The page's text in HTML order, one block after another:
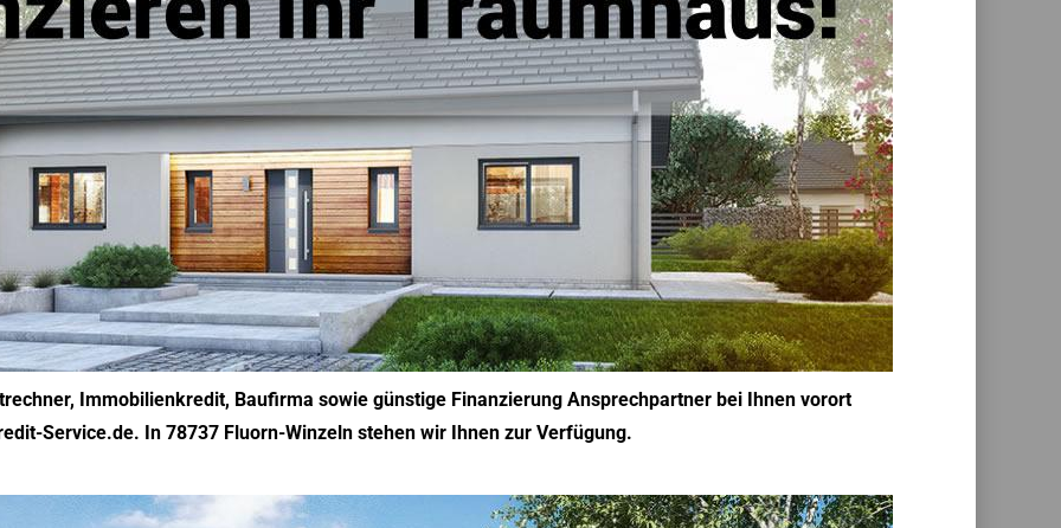
Immobilienkredit, Baufirma sowie günstige Finanzierung Ansprechpartner bei Ihnen vorort
Service.de. In 78737 Fluorn-Winzeln stehen wir Ihnen zur Verfügung.